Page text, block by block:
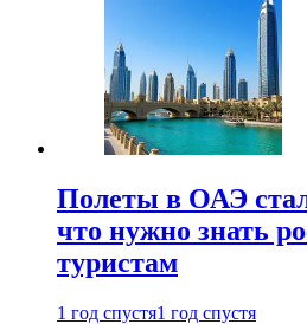
Полеты в ОАЭ
что нужно знать
туристам
1 год спустя1 год спустя